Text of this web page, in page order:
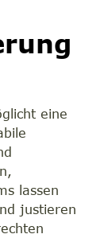
eine
lassen
justieren